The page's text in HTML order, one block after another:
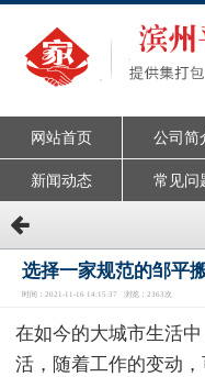
网站首页 公司简
新闻动态 常见问
选择一家规范的邹平
时间：2021-11-16 14:15:37 浏览：2363次
在如今的大城市生活
活，随着工作的变动